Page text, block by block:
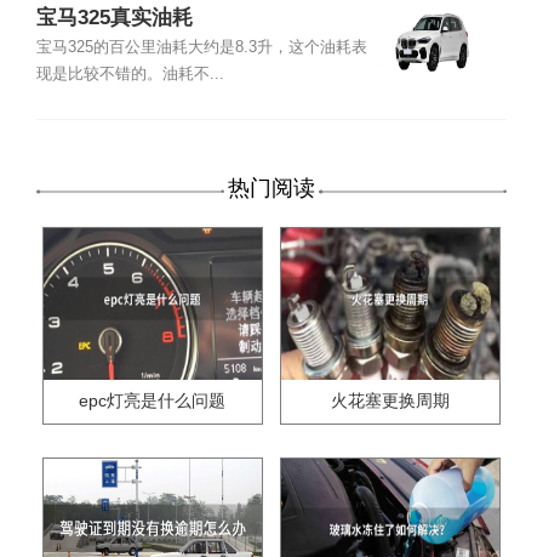
宝马325真实油耗
宝马325的百公里油耗大约是8.3升，这个油耗表
现是比较不错的。油耗不...
热门阅读
epc灯亮是什么问题 火花塞更换周期